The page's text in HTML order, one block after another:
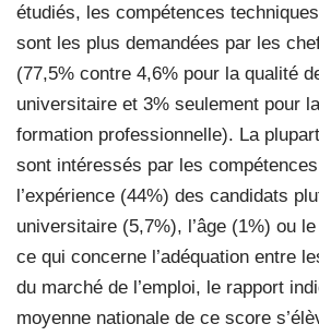
étudiés, les compétences
sont les plus demandées par les
(77,5% contre 4,6% pour la qualité
universitaire et 3% seulement pour
formation professionnelle). La
sont intéressés par les
l’expérience (44%) des candidats
universitaire (5,7%), l’âge (1%) ou
ce qui concerne l’adéquation entre
du marché de l’emploi, le rapport
moyenne nationale de ce score